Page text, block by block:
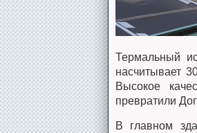
Термальный
насчитывает
Высокое
превратили
В главном